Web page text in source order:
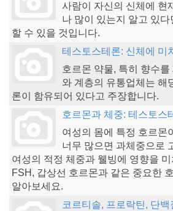
사람이 자신의 신체에 현
나 많이 있는지 알고 있
할 수 있을 것입니다.
테스토스테론: 신체에 미
호르몬 약물, 특히 향수
와 계층의 유통업체는 해
론이 함유되어 있다고 주장합니다.
호르몬과 체중: 테스토스
여성의 몸에 특정 호르몬
너무 많으면 과체중으로
여성의 적정 체중과 웰빙에 영향을
FSH, 갑상선 호르몬과 같은 중요한
알아보세요.
코르티솔, 프로락틴, 단